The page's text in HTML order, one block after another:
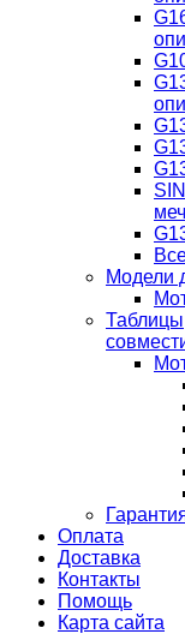
Модели
Таблицы
Оплата
Доставка
Контакты
Помощь
Карта сайта